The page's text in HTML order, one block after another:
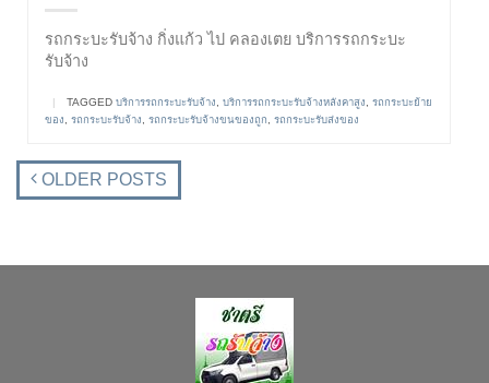
รถกระบะรับจ้าง กิ่งแก้ว ไป คลองเตย บริการรถกระบะ
รับจ้าง
| TAGGED บริการรถกระบะรับจ้าง, บริการรถกระบะรับจ้างหลังคาสูง, รถกระบะย้าย
ของ, รถกระบะรับจ้าง, รถกระบะรับจ้างขนของถูก, รถกระบะรับส่งของ
OLDER POSTS